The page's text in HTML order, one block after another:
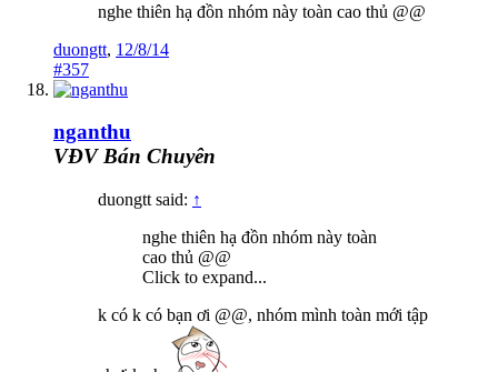
nghe thiên hạ đồn nhóm này toàn cao thủ @@
duongtt, 12/8/14
#357
nganthu
VĐV Bán Chuyên
duongtt said: ↑
nghe thiên hạ đồn nhóm này toàn
cao thủ @@
Click to expand...
k có k có bạn ơi @@, nhóm mình toàn mới tập